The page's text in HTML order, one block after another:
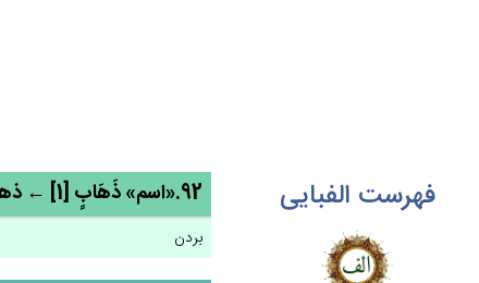
فهرست الفبایی 92.«اسم» ذَهَاب‌ٍ [1] ← ذهب
بردن